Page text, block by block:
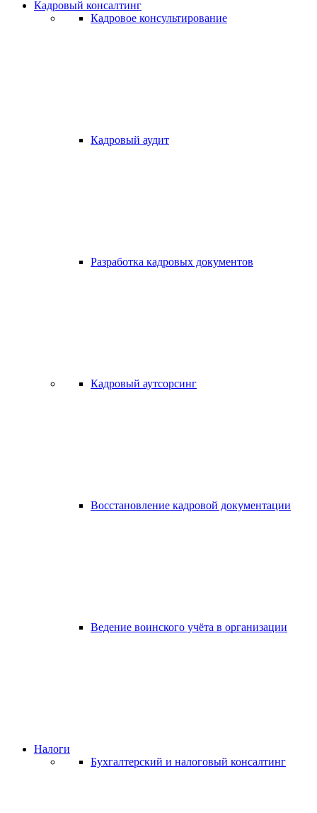
Кадровый консалтинг
Кадровое консультирование
Кадровый аудит
Разработка кадровых документов
Кадровый аутсорсинг
Восстановление кадровой документации
Ведение воинского учёта в организации
Налоги
Бухгалтерский и налоговый консалтинг